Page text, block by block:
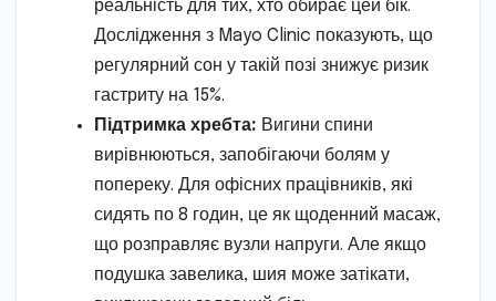
реальність для тих, хто обирає цей бік.
Дослідження з Mayo Clinic показують, що
регулярний сон у такій позі знижує ризик
гастриту на 15%.
Підтримка хребта: Вигини спини
вирівнюються, запобігаючи болям у
попереку. Для офісних працівників, які
сидять по 8 годин, це як щоденний масаж,
що розправляє вузли напруги. Але якщо
подушка завелика, шия може затікати,